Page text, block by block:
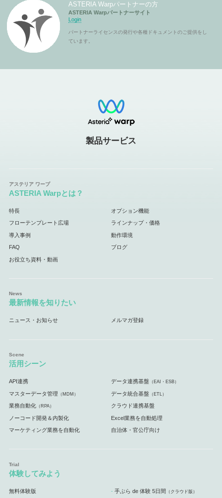
ASTERIA Warpパートナーの方
ASTERIA Warpパートナーサイト
Login
パートナーライセンスの発行や各種ドキュメントのご提供をし
ています。
製品サービス
ASTERIA Warpとは？
特長 オプション機能
フローテンプレート広場 ラインナップ・価格
導入事例 動作環境
FAQ ブログ
お役立ち資料・動画
最新情報を知りたい
ニュース・お知らせ メルマガ登録
活用シーン
API連携 データ連携基盤 （EAI・ESB）
マスターデータ管理 （MDM） データ統合基盤 （ETL）
業務自動化（RPA） クラウド連携基盤
ノーコード開発＆内製化 Excel業務を自動処理
マーケティング業務を自動化 自治体・官公庁向け
体験してみよう
無料体験版 手ぶら de 体験 5日間 （クラウド版）